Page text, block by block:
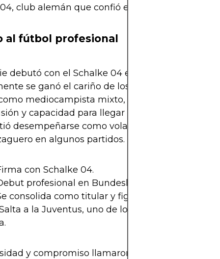
club alemán que confió en su talento sin
al fútbol profesional
debutó con el Schalke 04 en la Bundesliga en
se ganó el cariño de los fans por su
mediocampista mixto, con gran despliegue
y capacidad para llegar al área rival. Su
desempeñarse como volante, mediocentro
en algunos partidos.
con Schalke 04.
profesional en Bundesliga.
consolida como titular y figura del equipo.
a la Juventus, uno de los clubes más
y compromiso llamaron la atención de